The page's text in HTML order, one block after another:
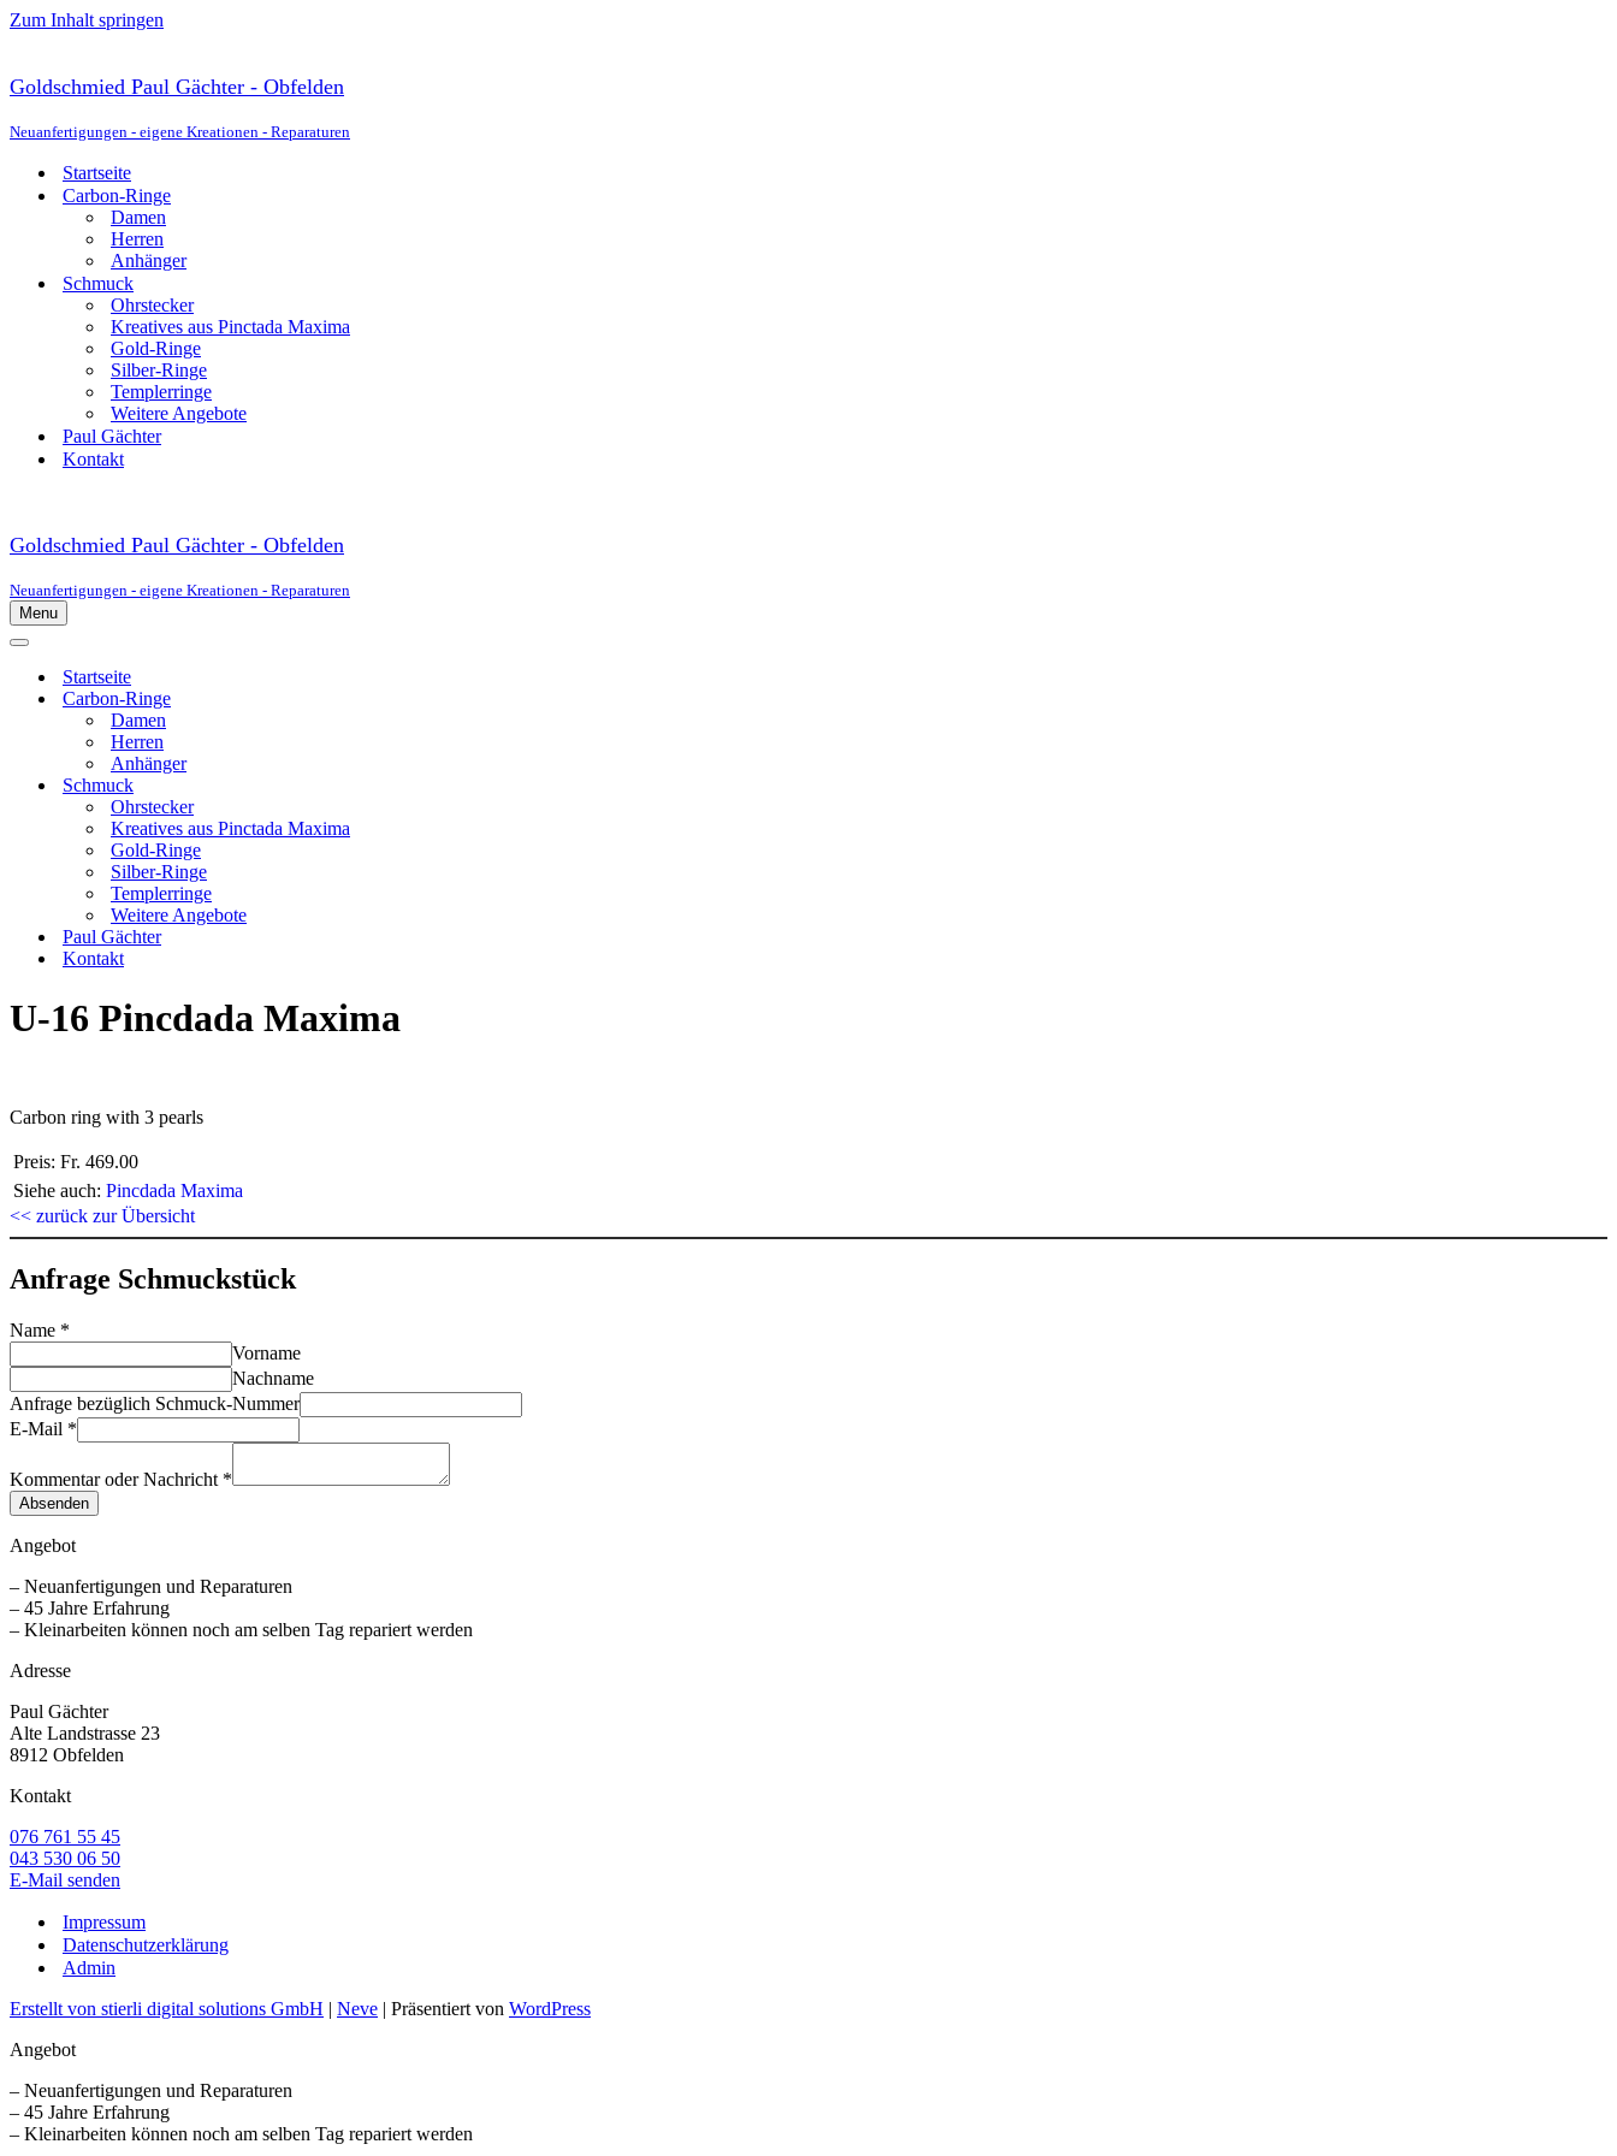
Zum Inhalt springen
Goldschmied Paul Gächter - Obfelden
Neuanfertigungen - eigene Kreationen - Reparaturen
Startseite
Carbon-Ringe
Damen
Herren
Anhänger
Schmuck
Ohrstecker
Kreatives aus Pinctada Maxima
Gold-Ringe
Silber-Ringe
Templerringe
Weitere Angebote
Paul Gächter
Kontakt
Goldschmied Paul Gächter - Obfelden
Neuanfertigungen - eigene Kreationen - Reparaturen
Menu
Navigationsmenü
Navigationsmenü
Startseite
Carbon-Ringe
Damen
Herren
Anhänger
Schmuck
Ohrstecker
Kreatives aus Pinctada Maxima
Gold-Ringe
Silber-Ringe
Templerringe
Weitere Angebote
Paul Gächter
Kontakt
U-16 Pincdada Maxima
Carbon ring with 3 pearls
Preis: Fr. 469.00
Siehe auch: Pincdada Maxima
<< zurück zur Übersicht
Anfrage Schmuckstück
Name *
Vorname
Nachname
Anfrage bezüglich Schmuck-Nummer
E-Mail *
Kommentar oder Nachricht *
Absenden
Angebot
– Neuanfertigungen und Reparaturen
– 45 Jahre Erfahrung
– Kleinarbeiten können noch am selben Tag repariert werden
Adresse
Paul Gächter
Alte Landstrasse 23
8912 Obfelden
Kontakt
076 761 55 45
043 530 06 50
E-Mail senden
Impressum
Datenschutzerklärung
Admin
Erstellt von stierli digital solutions GmbH | Neve | Präsentiert von WordPress
Angebot
– Neuanfertigungen und Reparaturen
– 45 Jahre Erfahrung
– Kleinarbeiten können noch am selben Tag repariert werden